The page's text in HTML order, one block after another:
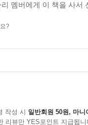
멤버에게 이 책을 사
?
작성 시 일반회원 50원, 마니
리뷰만 YES포인트 지급됩니